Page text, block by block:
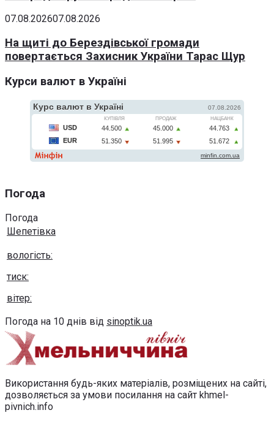
07.08.202607.08.2026
На щиті до Берездівської громади
повертається Захисник України Тарас Щур
Курси валют в Україні
Погода
Погода
Шепетівка
вологість:
тиск:
вітер:
Погода на 10 днів від sinoptik.ua
Використання будь-яких матеріалів, розміщених на сайті,
дозволяється за умови посилання на сайт khmel-
pivnich.info